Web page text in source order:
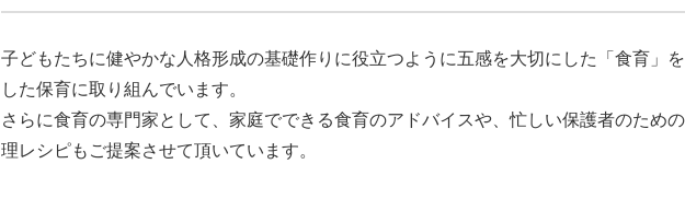
子どもたちに健やかな人格形成の基礎作りに役立つように五感を大切にした「食育」
した保育に取り組んでいます。
さらに食育の専門家として、家庭でできる食育のアドバイスや、忙しい保護者のため
理レシピもご提案させて頂いています。